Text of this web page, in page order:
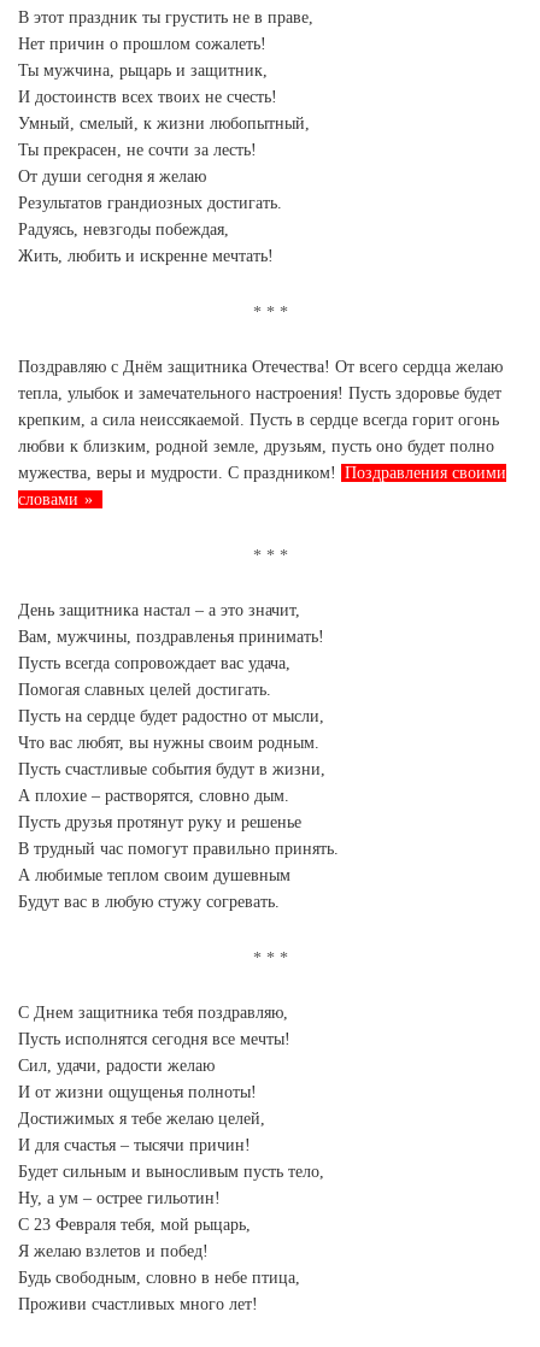
В этот праздник ты грустить не в праве,
Нет причин о прошлом сожалеть!
Ты мужчина, рыцарь и защитник,
И достоинств всех твоих не счесть!
Умный, смелый, к жизни любопытный,
Ты прекрасен, не сочти за лесть!
От души сегодня я желаю
Результатов грандиозных достигать.
Радуясь, невзгоды побеждая,
Жить, любить и искренне мечтать!
Поздравляю с Днём защитника Отечества! От всего сердца желаю
тепла, улыбок и замечательного настроения! Пусть здоровье будет
крепким, а сила неиссякаемой. Пусть в сердце всегда горит огонь
любви к близким, родной земле, друзьям, пусть оно будет полно
мужества, веры и мудрости. С праздником! Поздравления своими
словами
День защитника настал – а это значит,
Вам, мужчины, поздравленья принимать!
Пусть всегда сопровождает вас удача,
Помогая славных целей достигать.
Пусть на сердце будет радостно от мысли,
Что вас любят, вы нужны своим родным.
Пусть счастливые события будут в жизни,
А плохие – растворятся, словно дым.
Пусть друзья протянут руку и решенье
В трудный час помогут правильно принять.
А любимые теплом своим душевным
Будут вас в любую стужу согревать.
С Днем защитника тебя поздравляю,
Пусть исполнятся сегодня все мечты!
Сил, удачи, радости желаю
И от жизни ощущенья полноты!
Достижимых я тебе желаю целей,
И для счастья – тысячи причин!
Будет сильным и выносливым пусть тело,
Ну, а ум – острее гильотин!
С 23 Февраля тебя, мой рыцарь,
Я желаю взлетов и побед!
Будь свободным, словно в небе птица,
Проживи счастливых много лет!